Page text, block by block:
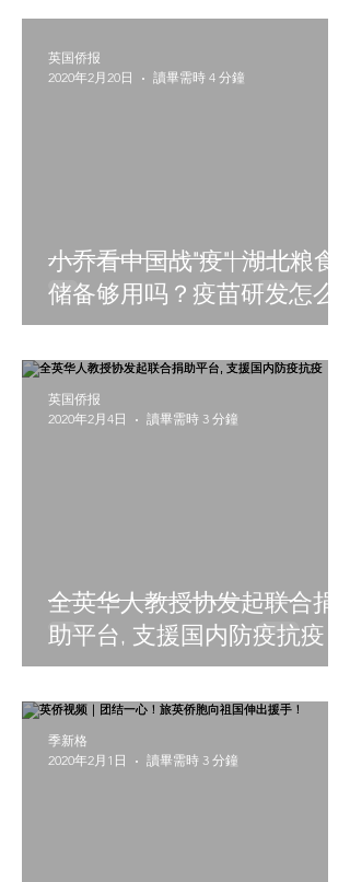
小乔看中国战"疫"| 湖北粮食
储备够用吗？疫苗研发怎么
样了？国资委回应
英国侨报
2020年2月20日
讀畢需時 4 分鐘
全英华人教授协发起联合捐
助平台, 支援国内防疫抗疫
英国侨报
2020年2月4日
讀畢需時 3 分鐘
季新格
2020年2月1日
讀畢需時 3 分鐘